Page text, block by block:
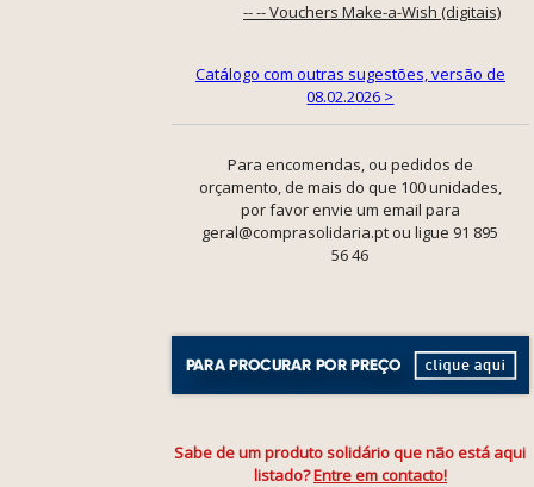
-- -- Vouchers Make-a-Wish (digitais)
Catálogo com outras sugestões, versão de
08.02.2026 >
Para encomendas, ou pedidos de
orçamento, de mais do que 100 unidades,
por favor envie um email para
geral@comprasolidaria.pt ou ligue 91 895
56 46
Sabe de um produto solidário que não está aqui
listado?Entre em contacto!